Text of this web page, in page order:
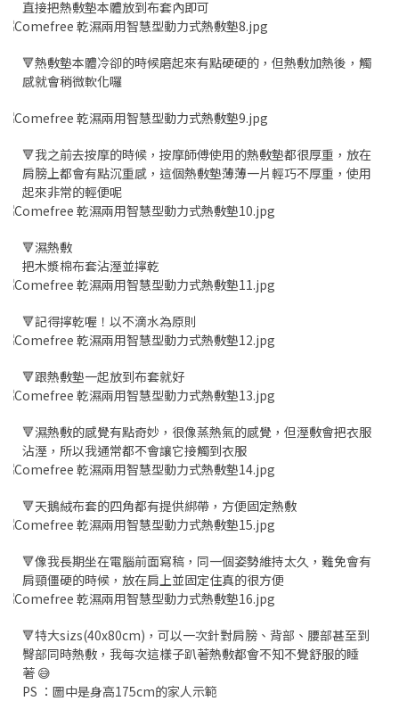
直接把熱敷墊本體放到布套內即可
🔻熱敷墊本體冷卻的時候磨起來有點硬硬的，但熱敷加熱後，觸
感就會稍微軟化囉
🔻我之前去按摩的時候，按摩師傅使用的熱敷墊都很厚重，放在
肩膀上都會有點沉重感，這個熱敷墊薄薄一片輕巧不厚重，使用
起來非常的輕便呢
🔻濕熱敷
把木漿棉布套沾溼並擰乾
🔻記得擰乾喔！以不滴水為原則
🔻跟熱敷墊一起放到布套就好
🔻濕熱敷的感覺有點奇妙，很像蒸熱氣的感覺，但溼敷會把衣服
沾溼，所以我通常都不會讓它接觸到衣服
🔻天鵝絨布套的四角都有提供綁帶，方便固定熱敷
🔻像我長期坐在電腦前面寫稿，同一個姿勢維持太久，難免會有
肩頸僵硬的時候，放在肩上並固定住真的很方便
🔻特大sizs(40x80cm)，可以一次針對肩膀、背部、腰部甚至到
臀部同時熱敷，我每次這樣子趴著熱敷都會不知不覺舒服的睡
著 😅
PS ：圖中是身高175cm的家人示範